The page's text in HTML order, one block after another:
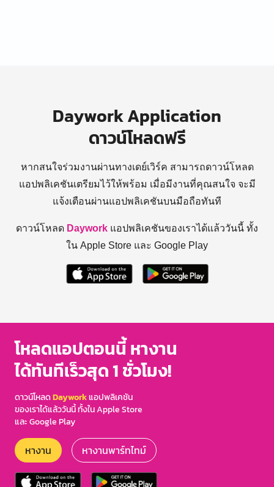
Daywork Application
ดาวน์โหลดฟรี
หากสนใจร่วมงานผ่านทางเดย์เวิร์ค สามารถดาวน์โหลด
แอปพลิเคชันเตรียมไว้ให้พร้อม เมื่อมีงานที่คุณสนใจ จะมี
แจ้งเตือนผ่านแอปพลิเคชันบนมือถือทันที
ดาวน์โหลด Daywork แอปพลิเคชันของเราได้แล้ววันนี้ ทั้ง
ใน Apple Store และ Google Play
โหลดแอปตอนนี้ หางาน
ได้ทันทีเร็วสุด 1 ชั่วโมง!
ดาวน์โหลดDayworkแอปพลิเคชัน
ของเราได้แล้ววันนี้ ทั้งใน Apple Store
และ Google Play
หางาน หางานพาร์ทไทม์